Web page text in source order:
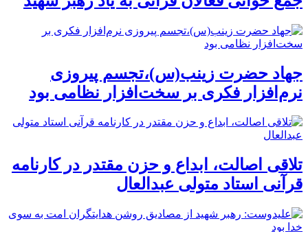
جهاد حضرت زینب(س)،تجسم پیروزی
نرم‌افزار فکری بر سخت‌افزار نظامی بود
تلاقی اصالت، ابداع و حزن مقتدر در کارنامه
قرآنی استاد متولی عبدالعال